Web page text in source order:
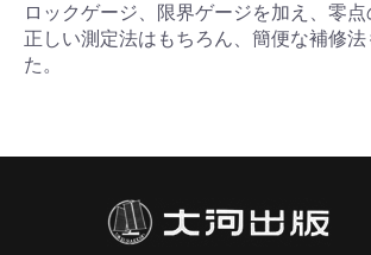
ロックゲージ、限界ゲージを加え、零点
正しい測定法はもちろん、簡便な補修法
た。